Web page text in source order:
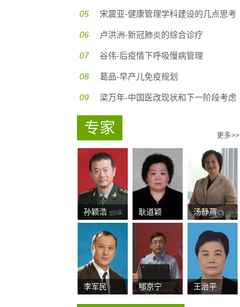
05 宋震亚-健康管理学科建设的几点思考
06 卢洪洲-新冠肺炎的综合诊疗
07 谷伟-后疫情下呼吸慢病管理
08 葛品-早产儿免疫规划
09 梁万年-中国医改现状和下一阶段考虑
专家 更多>>
孙颖浩 耿道颖 汤静燕
李军民 郇京宁 王治平